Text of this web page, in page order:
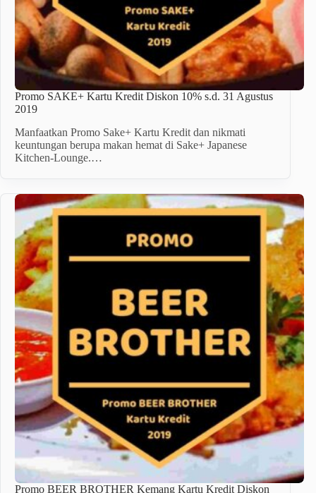
Promo SAKE+ Kartu Kredit Diskon 10% s.d. 31 Agustus
2019
Manfaatkan Promo Sake+ Kartu Kredit dan nikmati
keuntungan berupa makan hemat di Sake+ Japanese
Kitchen-Lounge.…
Promo BEER BROTHER Kemang Kartu Kredit Diskon